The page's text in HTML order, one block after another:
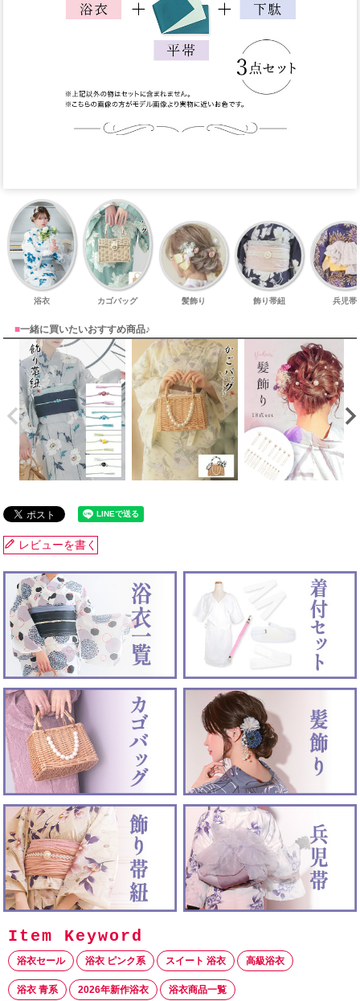
浴衣 カゴバッグ 髪飾り 飾り帯紐 兵児帯
■一緒に買いたいおすすめ商品♪
レビューを書く
浴衣セール 浴衣 ピンク系 スイート 浴衣 高級浴衣
浴衣 青系 2026年新作浴衣 浴衣商品一覧